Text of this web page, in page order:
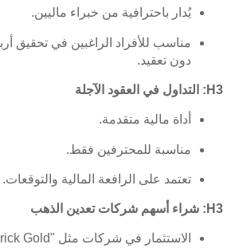
يُدار باحترافية من خبراء ماليين.
مناسب للأفراد الراغبين في تحقيق
دون تعقيد.
H3: التداول في العقود الآجلة
أداة مالية متقدمة.
مناسبة للمحترفين فقط.
تعتمد على الرافعة المالية والتوقعات.
H3: شراء أسهم شركات تعدين الذهب